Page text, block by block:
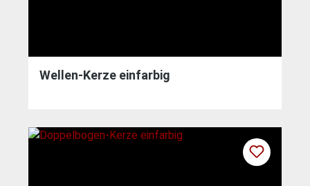
Wellen-Kerze einfarbig